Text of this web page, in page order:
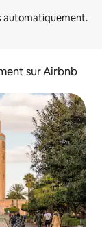
sur Airbnb